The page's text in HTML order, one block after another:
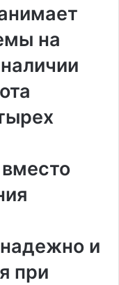
на
и
при